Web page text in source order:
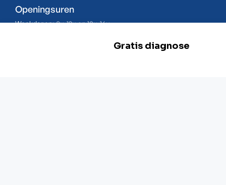
Openingsuren
Weekdagen:8u-12u en 13u-16u